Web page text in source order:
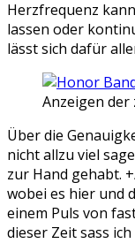
Herzfrequenz
lassen oder
lässt sich dafür
Anzeigen
Über die
nicht allzu viel
zur Hand gehabt.
wobei es hier und
einem Puls von
dieser Zeit sass